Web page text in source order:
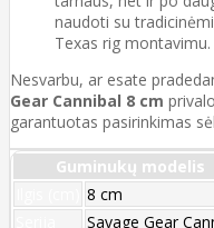
naudoti su
Texas rig montavimu.
Nesvarbu, ar esate
Gear Cannibal 8 cm
garantuotas pasirinkimas
Guminukų modelis
8 cm
Savage Gear